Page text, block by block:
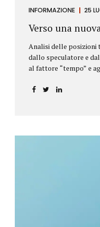
INFORMAZIONE 25
Verso una
Analisi delle posizioni
dallo speculatore e
al fattore “tempo” e
l’investitore Nelle
Investitore: è colui
loro investimenti,